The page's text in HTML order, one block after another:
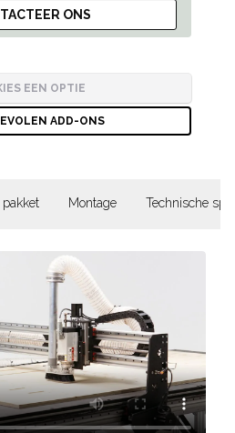
ONS
EEN OPTIE
ADD-ONS
pakket Montage Technische